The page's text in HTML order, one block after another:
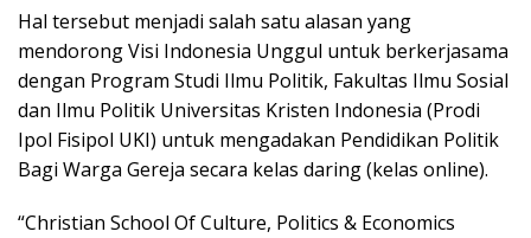
Hal tersebut menjadi salah satu alasan yang
mendorong Visi Indonesia Unggul untuk berkerjasama
dengan Program Studi Ilmu Politik, Fakultas Ilmu Sosial
dan Ilmu Politik Universitas Kristen Indonesia (Prodi
Ipol Fisipol UKI) untuk mengadakan Pendidikan Politik
Bagi Warga Gereja secara kelas daring (kelas online).
“Christian School Of Culture, Politics & Economics